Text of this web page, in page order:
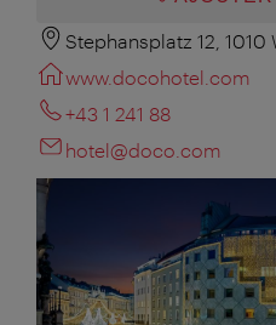
Stephansplatz 12, 1010
www.docohotel.com
+43 1 241 88
hotel@doco.com